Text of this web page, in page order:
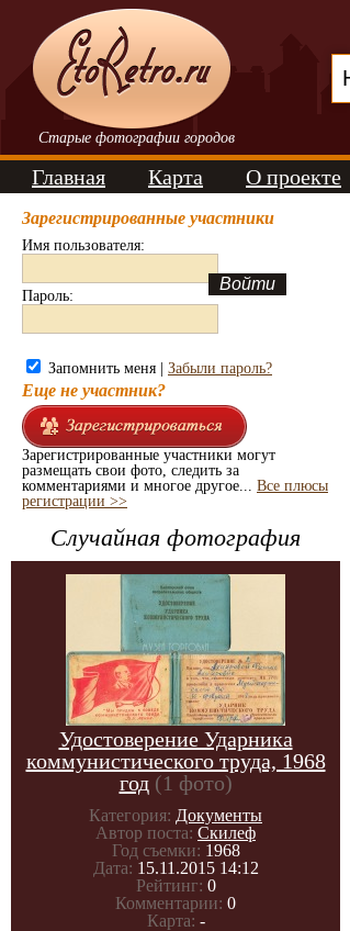
Старые фотографии городов
Главная Карта О проекте
Зарегистрированные участники
Имя пользователя:
Пароль:
Запомнить меня | Забыли пароль?
Еще не участник?
Зарегистрированные участники могут
размещать свои фото, следить за
комментариями и многое другое... Все плюсы
регистрации >>
Случайная фотография
Удостоверение Ударника
коммунистического труда, 1968
год (1 фото)
Категория: Документы
Автор поста: Скилеф
Год съемки: 1968
Дата: 15.11.2015 14:12
Рейтинг: 0
Комментарии: 0
Карта: -